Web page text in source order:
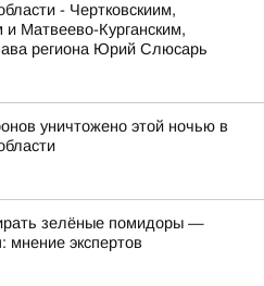
- Чертковскиим,
и Матвеево-Курганским,
региона Юрий Слюсарь
уничтожено этой ночью в
зелёные помидоры —
мнение экспертов